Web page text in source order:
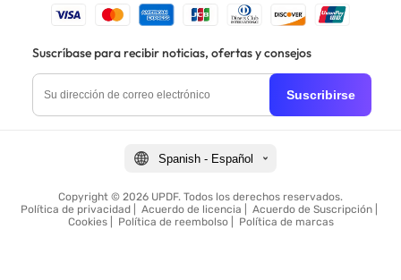
Suscríbase para recibir noticias, ofertas y consejos
Suscribirse
Spanish - Español
Copyright © 2026 UPDF. Todos los derechos reservados.
Política de privacidad
Acuerdo de licencia Acuerdo de Suscripción
Cookies| Política de reembolso| Política de marcas